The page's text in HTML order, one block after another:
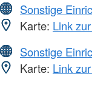
Sonstige
Karte: Link
Sonstige
Karte: Link